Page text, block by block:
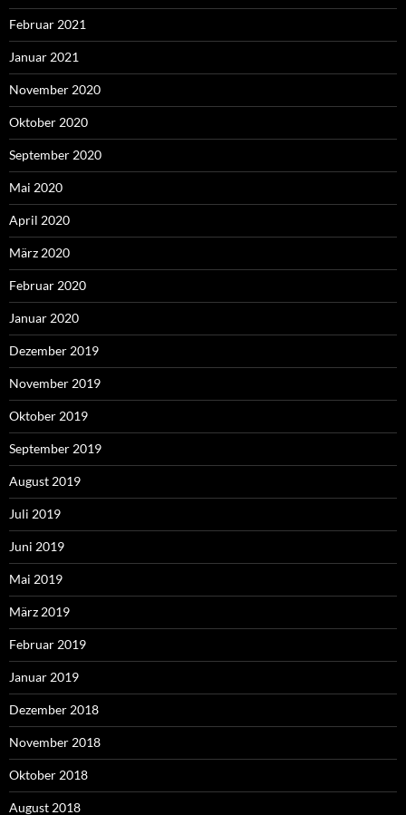
Februar 2021
Januar 2021
November 2020
Oktober 2020
September 2020
Mai 2020
April 2020
März 2020
Februar 2020
Januar 2020
Dezember 2019
November 2019
Oktober 2019
September 2019
August 2019
Juli 2019
Juni 2019
Mai 2019
März 2019
Februar 2019
Januar 2019
Dezember 2018
November 2018
Oktober 2018
August 2018